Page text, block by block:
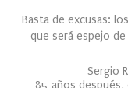
Basta de excusas:
que será espejo
Sergio